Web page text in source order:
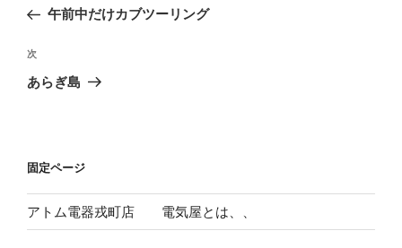
ナ
ビ
ゲ
ン
の
稿
午前中だけカブツーリング
次
の
次
あらぎ島
固定ページ
アトム電器戎町店 電気屋とは、、